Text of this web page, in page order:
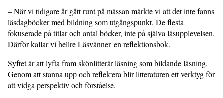
– När vi tidigare år gått runt på mässan märkte vi att det inte fanns
läsdagböcker med bildning som utgångspunkt. De flesta
fokuserade på titlar och antal böcker, inte på själva läsupplevelsen.
Därför kallar vi hellre Läsvännen en reflektionsbok.
Syftet är att lyfta fram skönlitterär läsning som bildande läsning.
Genom att stanna upp och reflektera blir litteraturen ett verktyg för
att vidga perspektiv och förståelse.